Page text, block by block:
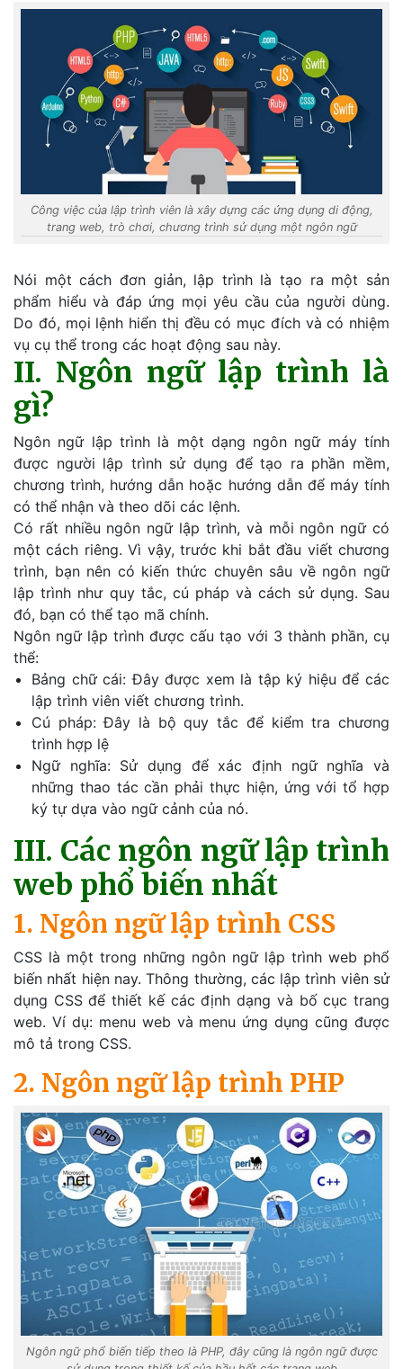
Công việc của lập trình viên là xây dựng các ứng dụng di động,
trang web, trò chơi, chương trình sử dụng một ngôn ngữ
Nói một cách đơn giản, lập trình là tạo ra một sản
phẩm hiểu và đáp ứng mọi yêu cầu của người dùng.
Do đó, mọi lệnh hiển thị đều có mục đích và có nhiệm
vụ cụ thể trong các hoạt động sau này.
II. Ngôn ngữ lập trình là
gì?
Ngôn ngữ lập trình là một dạng ngôn ngữ máy tính
được người lập trình sử dụng để tạo ra phần mềm,
chương trình, hướng dẫn hoặc hướng dẫn để máy tính
có thể nhận và theo dõi các lệnh.
Có rất nhiều ngôn ngữ lập trình, và mỗi ngôn ngữ có
một cách riêng. Vì vậy, trước khi bắt đầu viết chương
trình, bạn nên có kiến ​​thức chuyên sâu về ngôn ngữ
lập trình như quy tắc, cú pháp và cách sử dụng. Sau
đó, bạn có thể tạo mã chính.
Ngôn ngữ lập trình được cấu tạo với 3 thành phần, cụ
thể:
Bảng chữ cái: Đây được xem là tập ký hiệu để các
lập trình viên viết chương trình.
Cú pháp: Đây là bộ quy tắc để kiểm tra chương
trình hợp lệ
Ngữ nghĩa: Sử dụng để xác định ngữ nghĩa và
những thao tác cần phải thực hiện, ứng với tổ hợp
ký tự dựa vào ngữ cảnh của nó.
III. Các ngôn ngữ lập trình
web phổ biến nhất
1. Ngôn ngữ lập trình CSS
CSS là một trong những ngôn ngữ lập trình web phổ
biến nhất hiện nay. Thông thường, các lập trình viên sử
dụng CSS để thiết kế các định dạng và bố cục trang
web. Ví dụ: menu web và menu ứng dụng cũng được
mô tả trong CSS.
2. Ngôn ngữ lập trình PHP
Ngôn ngữ phổ biến tiếp theo là PHP, đây cũng là ngôn ngữ được